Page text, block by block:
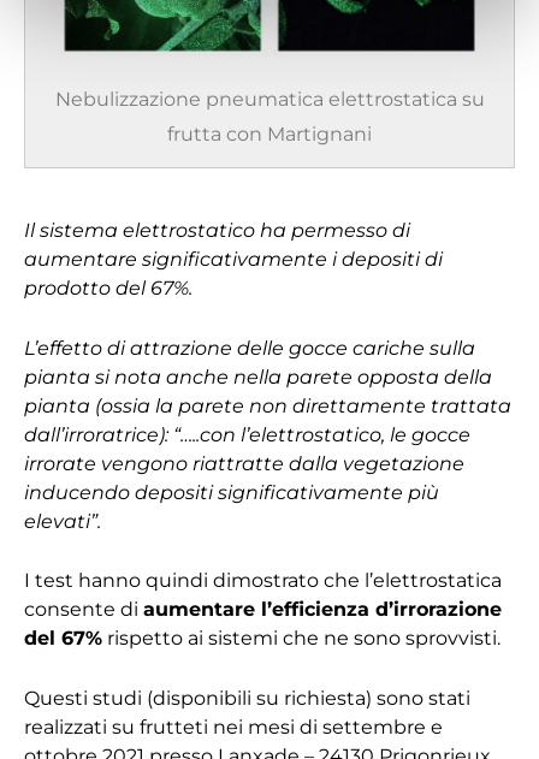
Nebulizzazione pneumatica elettrostatica su
frutta con Martignani
Il sistema elettrostatico ha permesso di
aumentare significativamente i depositi di
prodotto del 67%.
L’effetto di attrazione delle gocce cariche sulla
pianta si nota anche nella parete opposta della
pianta (ossia la parete non direttamente trattata
dall’irroratrice): “…..con l’elettrostatico, le gocce
irrorate vengono riattratte dalla vegetazione
inducendo depositi significativamente più
elevati”.
I test hanno quindi dimostrato che l’elettrostatica
consente di aumentare l’efficienza d’irrorazione
del 67% rispetto ai sistemi che ne sono sprovvisti.
Questi studi (disponibili su richiesta) sono stati
realizzati su frutteti nei mesi di settembre e